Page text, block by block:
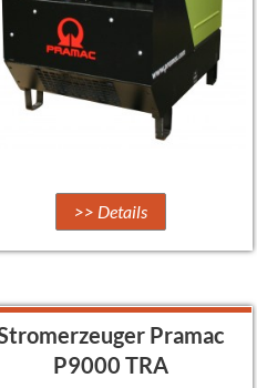
>> Details
Pramac
P9000 TRA